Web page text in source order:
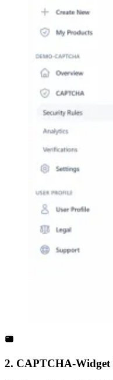
2. CAPTCHA-